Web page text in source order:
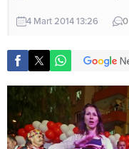
4 Mart 2014 13:26 0